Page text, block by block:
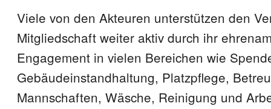
Viele von den Akteuren unterstützen den
Mitgliedschaft weiter aktiv durch ihr
Engagement in vielen Bereichen wie
Gebäudeinstandhaltung, Platzpflege,
Mannschaften, Wäsche, Reinigung und